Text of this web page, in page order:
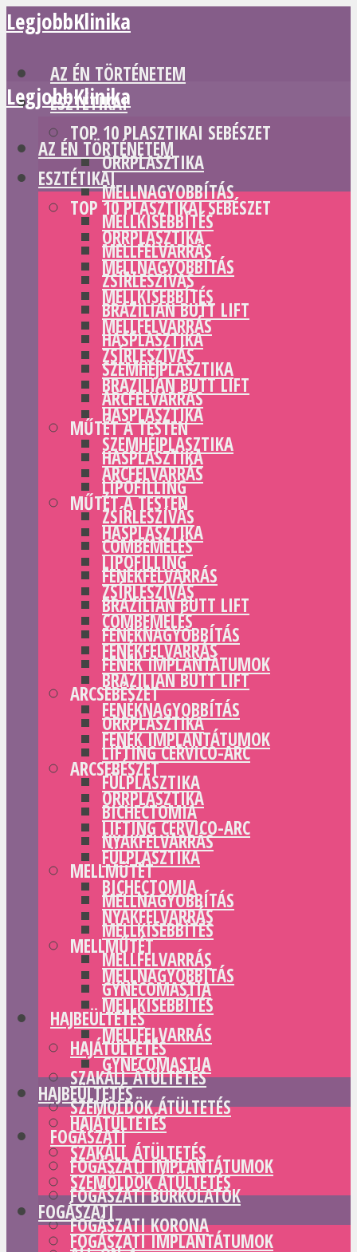
LegjobbKlinika
AZ ÉN TÖRTÉNETEM
ESZTÉTIKAI
TOP 10 PLASZTIKAI SEBÉSZET
ORRPLASZTIKA
MELLNAGYOBBÍTÁS
MELLKISEBBÍTÉS
MELLFELVARRÁS
ZSÍRLESZÍVÁS
BRAZILIAN BUTT LIFT
HASPLASZTIKA
SZEMHÉJPLASZTIKA
ARCFELVARRÁS
MŰTÉT A TESTEN
HASPLASZTIKA
LIPOFILLING
ZSÍRLESZÍVÁS
COMBEMELÉS
FENÉKFELVARRÁS
BRAZILIAN BUTT LIFT
FENÉKNAGYOBBÍTÁS
FENÉK IMPLANTÁTUMOK
ARCSEBÉSZET
ORRPLASZTIKA
LIFTING CERVICO-ARC
FÜLPLASZTIKA
BICHECTOMIA
NYAKFELVARRÁS
MELLMŰTÉT
MELLNAGYOBBÍTÁS
MELLKISEBBÍTÉS
MELLFELVARRÁS
GYNECOMASTIA
HAJBEÜLTETÉS
HAJÁTÜLTETÉS
SZAKÁLL ÁTÜLTETÉS
SZEMÖLDÖK ÁTÜLTETÉS
FOGÁSZATI
FOGÁSZATI IMPLANTÁTUMOK
FOGÁSZATI BURKOLATOK
FOGÁSZATI KORONA
LegjobbKlinika
AZ ÉN TÖRTÉNETEM
ESZTÉTIKAI
TOP 10 PLASZTIKAI SEBÉSZET
ORRPLASZTIKA
MELLNAGYOBBÍTÁS
MELLKISEBBÍTÉS
MELLFELVARRÁS
ZSÍRLESZÍVÁS
BRAZILIAN BUTT LIFT
HASPLASZTIKA
SZEMHÉJPLASZTIKA
ARCFELVARRÁS
MŰTÉT A TESTEN
HASPLASZTIKA
LIPOFILLING
ZSÍRLESZÍVÁS
COMBEMELÉS
FENÉKFELVARRÁS
BRAZILIAN BUTT LIFT
FENÉKNAGYOBBÍTÁS
FENÉK IMPLANTÁTUMOK
ARCSEBÉSZET
ORRPLASZTIKA
LIFTING CERVICO-ARC
FÜLPLASZTIKA
BICHECTOMIA
NYAKFELVARRÁS
MELLMŰTÉT
MELLNAGYOBBÍTÁS
MELLKISEBBÍTÉS
MELLFELVARRÁS
GYNECOMASTIA
HAJBEÜLTETÉS
HAJÁTÜLTETÉS
SZAKÁLL ÁTÜLTETÉS
SZEMÖLDÖK ÁTÜLTETÉS
FOGÁSZATI
FOGÁSZATI IMPLANTÁTUMOK